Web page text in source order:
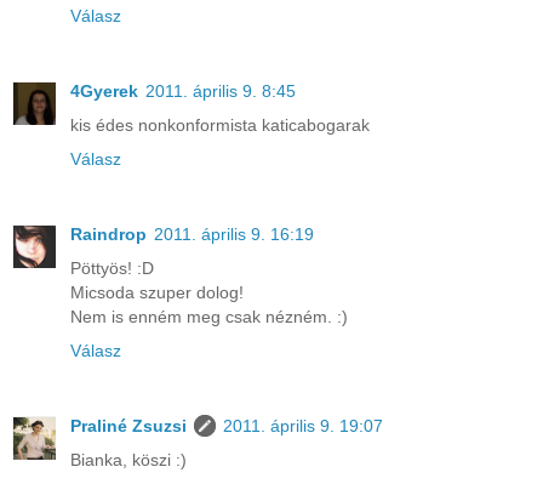
Válasz
4Gyerek 2011. április 9. 8:45
kis édes nonkonformista katicabogarak
Válasz
Raindrop 2011. április 9. 16:19
Pöttyös! :D
Micsoda szuper dolog!
Nem is enném meg csak nézném. :)
Válasz
Praliné Zsuzsi
2011. április 9. 19:07
Bianka, köszi :)